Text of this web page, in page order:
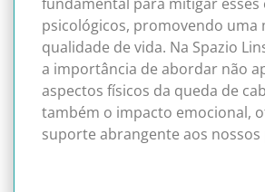
psicológicos, promovendo uma
qualidade de vida. Na Spazio
a importância de abordar não
aspectos físicos da queda de
também o impacto emocional,
suporte abrangente aos nossos